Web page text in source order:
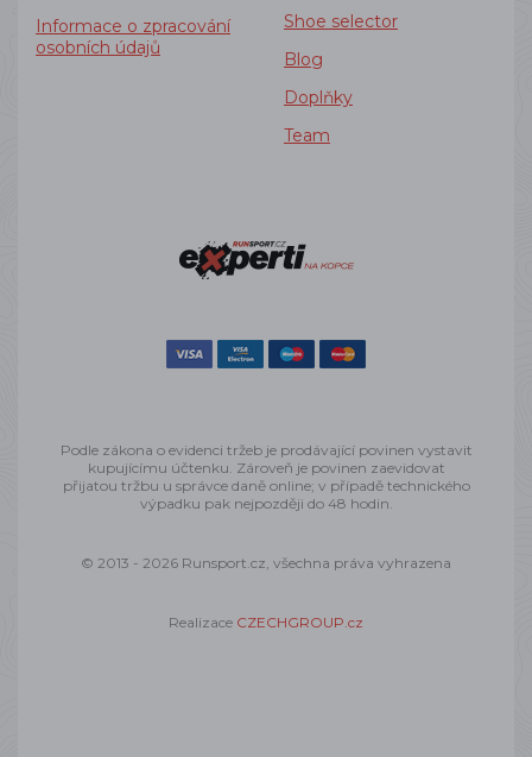
Informace o zpracování
osobních údajů
Shoe selector
Blog
Doplňky
Team
Podle zákona o evidenci tržeb je prodávající povinen vystavit
kupujícímu účtenku. Zároveň je povinen zaevidovat
přijatou tržbu u správce daně online; v případě technického
výpadku pak nejpozději do 48 hodin.
© 2013 - 2026 Runsport.cz, všechna práva vyhrazena
Realizace CZECHGROUP.cz